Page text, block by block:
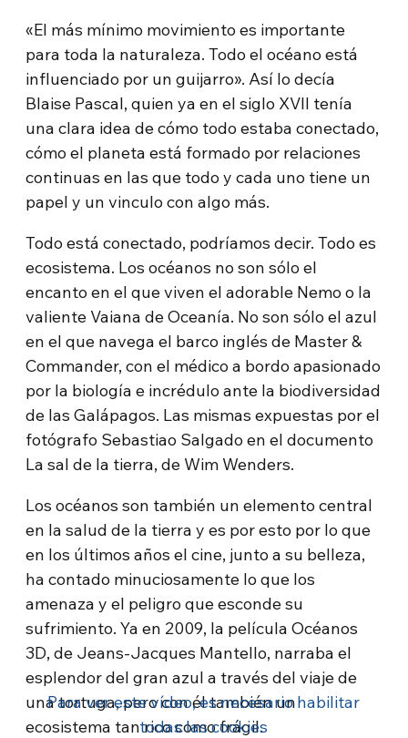
«El más mínimo movimiento es importante
para toda la naturaleza. Todo el océano está
influenciado por un guijarro». Así lo decía
Blaise Pascal, quien ya en el siglo XVII tenía
una clara idea de cómo todo estaba conectado,
cómo el planeta está formado por relaciones
continuas en las que todo y cada uno tiene un
papel y un vinculo con algo más.
Todo está conectado, podríamos decir. Todo es
ecosistema. Los océanos no son sólo el
encanto en el que viven el adorable Nemo o la
valiente Vaiana de Oceanía. No son sólo el azul
en el que navega el barco inglés de Master &
Commander, con el médico a bordo apasionado
por la biología e incrédulo ante la biodiversidad
de las Galápagos. Las mismas expuestas por el
fotógrafo Sebastiao Salgado en el documento
La sal de la tierra, de Wim Wenders.
Los océanos son también un elemento central
en la salud de la tierra y es por esto por lo que
en los últimos años el cine, junto a su belleza,
ha contado minuciosamente lo que los
amenaza y el peligro que esconde su
sufrimiento. Ya en 2009, la película Océanos
3D, de Jeans-Jacques Mantello, narraba el
esplendor del gran azul a través del viaje de
una tortuga, pero con él también un
ecosistema tan rico como frágil.
Para ver este vídeo, es necesario habilitar
todas las cookies